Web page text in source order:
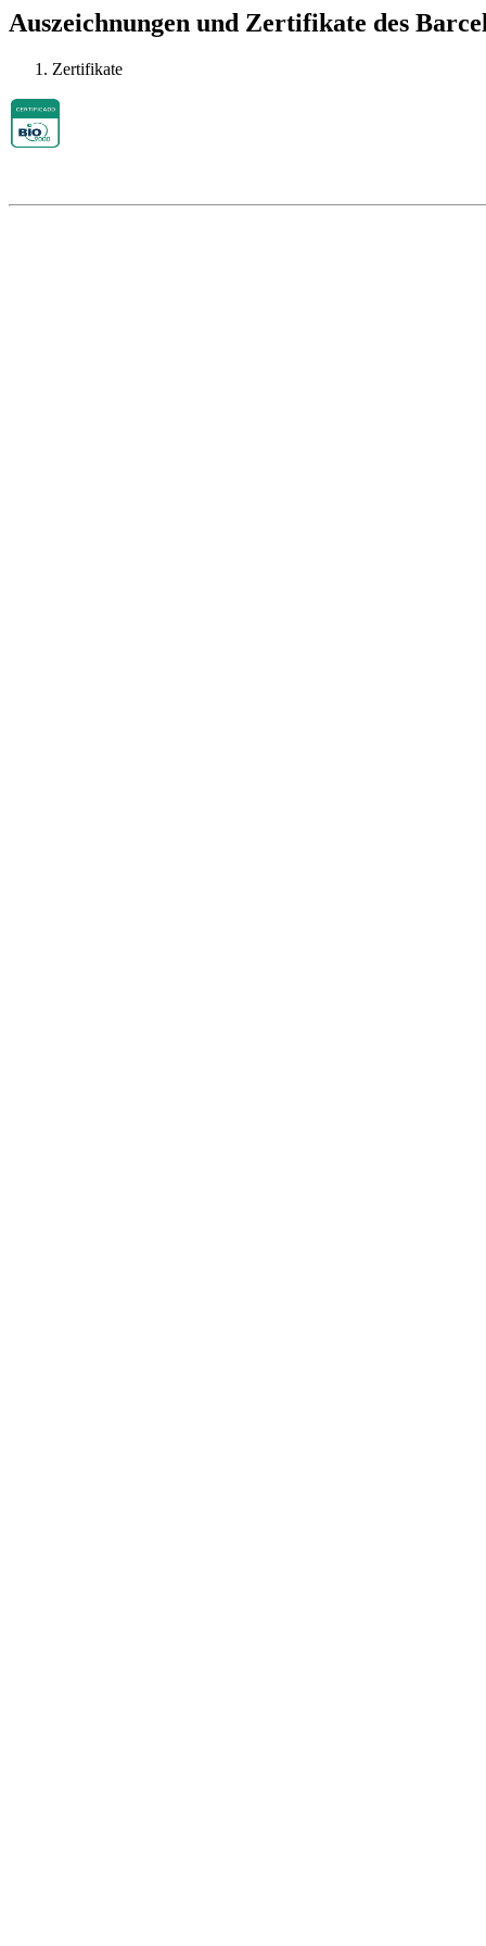
Auszeichnungen und Zertifikate des
Zertifikate